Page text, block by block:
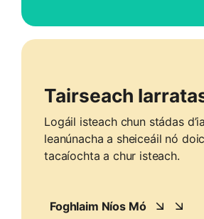
Tairseach
Logáil isteach chun stádas
leanúnacha a sheiceáil nó
tacaíochta a chur isteach.
Foghlaim Níos Mó